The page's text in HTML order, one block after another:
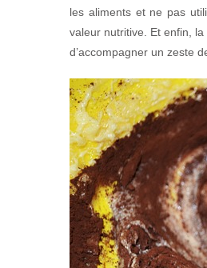
les aliments et ne pas
valeur nutritive. Et enfin,
d’accompagner un zeste